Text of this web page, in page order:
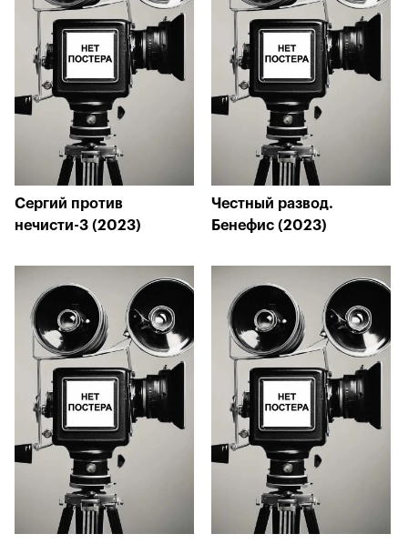
Сергий против
нечисти-3 (2023)
Честный развод.
Бенефис (2023)